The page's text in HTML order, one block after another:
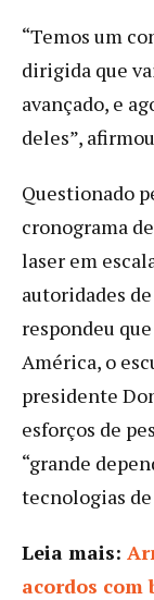
“Temos um
dirigida que
avançado, e
deles”,
Questionado
cronograma
laser em
autoridades
respondeu
América, o
presidente
esforços de
“grande
tecnologias
Leia mais:
acordos com